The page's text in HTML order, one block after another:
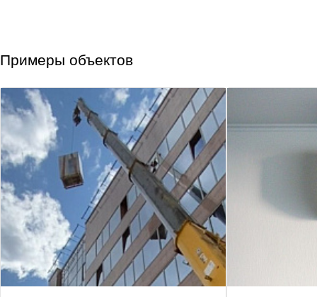
Примеры объектов